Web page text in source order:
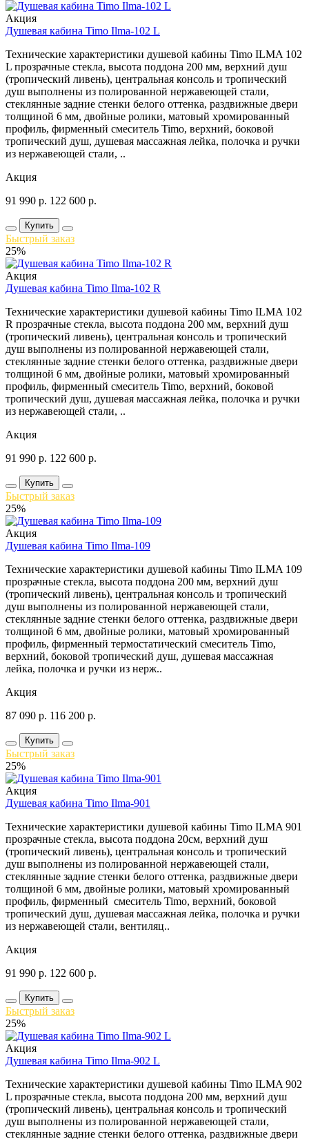
Акция
Душевая кабина Timo Ilma-102 L
Технические характеристики душевой кабины Timo ILMA 102
L прозрачные стекла, высота поддона 200 мм, верхний душ
(тропический ливень), центральная консоль и тропический
душ выполнены из полированной нержавеющей стали,
стеклянные задние стенки белого оттенка, раздвижные двери
толщиной 6 мм, двойные ролики, матовый хромированный
профиль, фирменный смеситель Timo, верхний, боковой
тропический душ, душевая массажная лейка, полочка и ручки
из нержавеющей стали, ..
Акция
91 990 р. 122 600 р.
Купить
Быстрый заказ
25%
Акция
Душевая кабина Timo Ilma-102 R
Технические характеристики душевой кабины Timo ILMA 102
R прозрачные стекла, высота поддона 200 мм, верхний душ
(тропический ливень), центральная консоль и тропический
душ выполнены из полированной нержавеющей стали,
стеклянные задние стенки белого оттенка, раздвижные двери
толщиной 6 мм, двойные ролики, матовый хромированный
профиль, фирменный смеситель Timo, верхний, боковой
тропический душ, душевая массажная лейка, полочка и ручки
из нержавеющей стали, ..
Акция
91 990 р. 122 600 р.
Купить
Быстрый заказ
25%
Акция
Душевая кабина Timo Ilma-109
Технические характеристики душевой кабины Timo ILMA 109
прозрачные стекла, высота поддона 200 мм, верхний душ
(тропический ливень), центральная консоль и тропический
душ выполнены из полированной нержавеющей стали,
стеклянные задние стенки белого оттенка, раздвижные двери
толщиной 6 мм, двойные ролики, матовый хромированный
профиль, фирменный термостатический смеситель Timo,
верхний, боковой тропический душ, душевая массажная
лейка, полочка и ручки из нерж..
Акция
87 090 р. 116 200 р.
Купить
Быстрый заказ
25%
Акция
Душевая кабина Timo Ilma-901
Технические характеристики душевой кабины Timo ILMA 901
прозрачные стекла, высота поддона 20см, верхний душ
(тропический ливень), центральная консоль и тропический
душ выполнены из полированной нержавеющей стали,
стеклянные задние стенки белого оттенка, раздвижные двери
толщиной 6 мм, двойные ролики, матовый хромированный
профиль, фирменный смеситель Timo, верхний, боковой
тропический душ, душевая массажная лейка, полочка и ручки
из нержавеющей стали, вентиляц..
Акция
91 990 р. 122 600 р.
Купить
Быстрый заказ
25%
Акция
Душевая кабина Timo Ilma-902 L
Технические характеристики душевой кабины Timo ILMA 902
L прозрачные стекла, высота поддона 200 мм, верхний душ
(тропический ливень), центральная консоль и тропический
душ выполнены из полированной нержавеющей стали,
стеклянные задние стенки белого оттенка, раздвижные двери